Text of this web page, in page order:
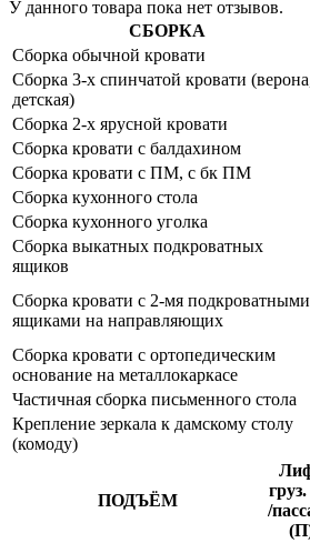
У данного товара пока нет отзывов.
СБОРКА
Сборка обычной кровати
Сборка 3-х спинчатой кровати
детская)
Сборка 2-х ярусной кровати
Сборка кровати с балдахином
Сборка кровати с ПМ, с бк ПМ
Сборка кухонного стола
Сборка кухонного уголка
Сборка выкатных подкроватных
ящиков
Сборка кровати с 2-мя подкроватными
ящиками на направляющих
Сборка кровати с ортопедическим
основание на металлокаркасе
Частичная сборка письменного стола
Крепление зеркала к дамскому столу
(комоду)
ПОДЪЁМ
/